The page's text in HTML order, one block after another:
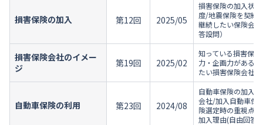
損害保険の加入 第12回 2025/05
損害保険の加入状
度/地震保険を契約
継続したい保険会
答設問）
損害保険会社のイメー
ジ
第19回 2025/02
知っている損害保
力・企画力がある
たい損害保険会社/
自動車保険の利用 第23回 2024/08
自動車保険の加入
会社/加入自動車保
険選定時の重視点/
加入理由(自由回答